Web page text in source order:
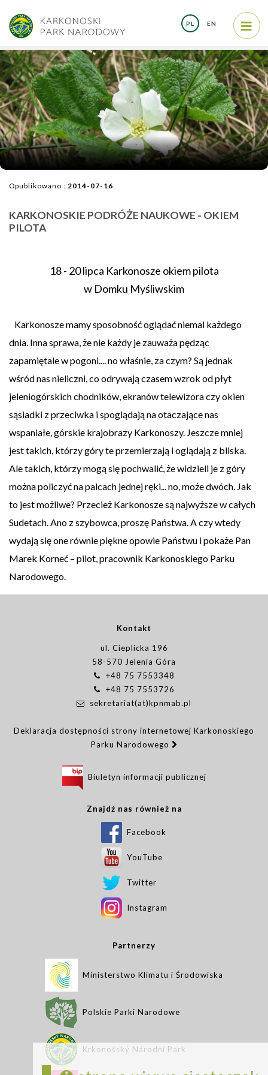
PL EN
Opublikowano : 2014-07-16
KARKONOSKIE PODRÓŻE NAUKOWE - OKIEM
PILOTA
18 - 20 lipca Karkonosze okiem pilota
w Domku Myśliwskim
Karkonosze mamy sposobność oglądać niemal każdego
dnia. Inna sprawa, że nie każdy je zauważa pędząc
zapamiętale w pogoni.... no właśnie, za czym? Są jednak
wśród nas nieliczni, co odrywają czasem wzrok od płyt
jeleniogórskich chodników, ekranów telewizora czy okien
sąsiadki z przeciwka i spoglądają na otaczające nas
wspaniałe, górskie krajobrazy Karkonoszy. Jeszcze mniej
jest takich, którzy góry te przemierzają i oglądają z bliska.
Ale takich, którzy mogą się pochwalić, że widzieli je z góry
można policzyć na palcach jednej ręki... no, może dwóch. Jak
to jest możliwe? Przecież Karkonosze są najwyższe w całych
Sudetach. Ano z szybowca, proszę Państwa. A czy wtedy
wydają się one równie piękne opowie Państwu i pokaże Pan
Marek Korneć – pilot, pracownik Karkonoskiego Parku
Narodowego.
Kontakt
ul. Cieplicka 196
58-570 Jelenia Góra
+48 75 7553348
+48 75 7553726
sekretariat(at)kpnmab.pl
Deklaracja dostępności strony internetowej Karkonoskiego
Parku Narodowego
Biuletyn informacji publicznej
Znajdź nas również na
Facebook
YouTube
Twitter
Instagram
Partnerzy
Ministerstwo Klimatu i Środowiska
Polskie Parki Narodowe
Krkonošský Národní Park